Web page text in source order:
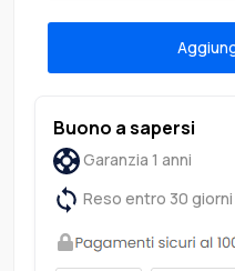
Buono a sapersi
Garanzia 1 anni
Reso entro 30 giorni